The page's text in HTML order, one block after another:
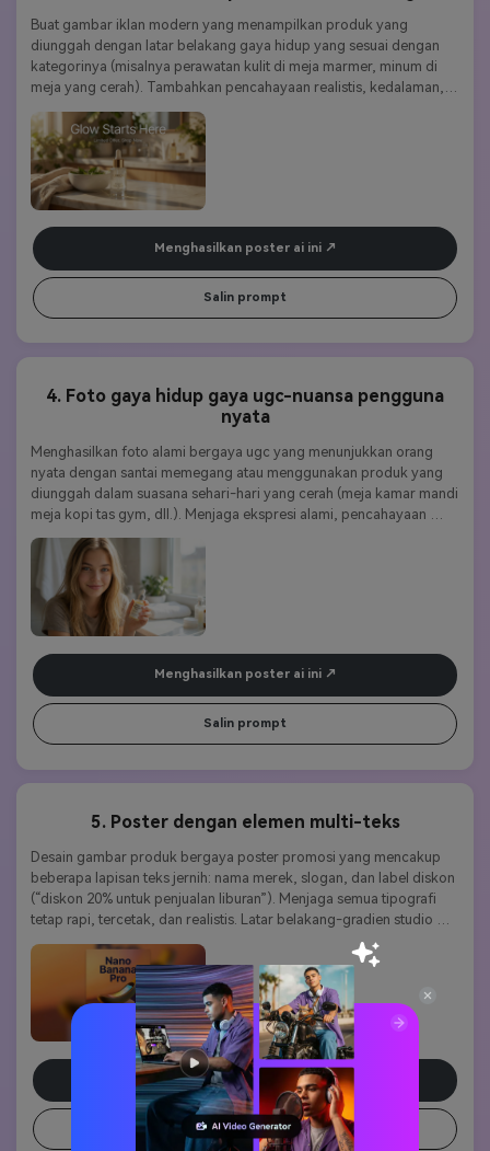
Buat gambar iklan modern yang menampilkan produk yang
diunggah dengan latar belakang gaya hidup yang sesuai dengan
kategorinya (misalnya perawatan kulit di meja marmer, minum di
meja yang cerah). Tambahkan pencahayaan realistis, kedalaman,
dan judul yang dapat dibaca seperti "cahaya dimulai di sini" atau
"penawaran terbatas". Menjaga komposisi seimbang, dinamis, dan
persuasif secara visual. Dihasilkan menggunakan nano banana pro
untuk keharmonisan gambar dan teks yang sempurna.
Menghasilkan poster ai ini
Salin prompt
4. Foto gaya hidup gaya ugc-nuansa pengguna
nyata
Menghasilkan foto alami bergaya ugc yang menunjukkan orang
nyata dengan santai memegang atau menggunakan produk yang
diunggah dalam suasana sehari-hari yang cerah (meja kamar mandi
meja kopi tas gym, dll.). Menjaga ekspresi alami, pencahayaan
lembut, dan lingkungan realistis. Tambahkan kedalaman medan
yang halus. Menggunakan nano banana pro untuk menjaga detail
wajah dan membuat semua label produk dapat dibaca.
Menghasilkan poster ai ini
Salin prompt
5. Poster dengan elemen multi-teks
Desain gambar produk bergaya poster promosi yang mencakup
beberapa lapisan teks jernih: nama merek, slogan, dan label diskon
(“diskon 20% untuk penjualan liburan”). Menjaga semua tipografi
tetap rapi, tercetak, dan realistis. Latar belakang-gradien studio
lembut dengan kedalaman. Rendering teks Nano Banana Pro
memastikan setiap huruf sangat mudah dibaca dan sejajar seperti
desain grafis asli.
Menghasilkan poster ai ini
Salin prompt